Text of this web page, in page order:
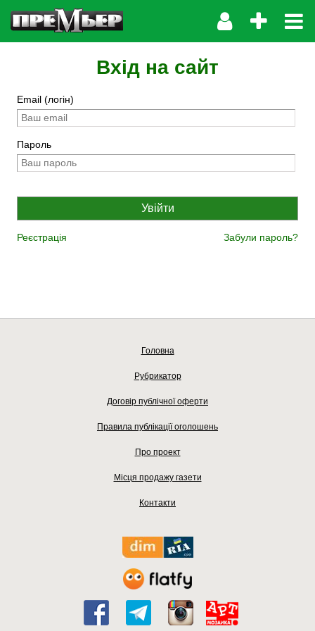
Вхід на сайт
Email (логін)
Пароль
Реєстрація Забули пароль?
Головна
Рубрикатор
Договір публічної оферти
Правила публікації оголошень
Про проект
Місця продажу газети
Контакти